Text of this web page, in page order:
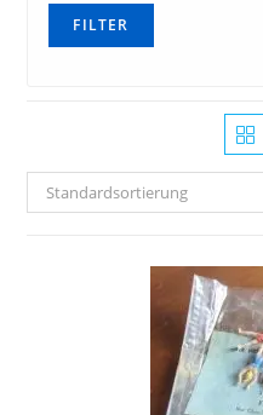
ESPEWE, Plasticart,
ESU
Fleischmann
FILTER
Standardsortierung